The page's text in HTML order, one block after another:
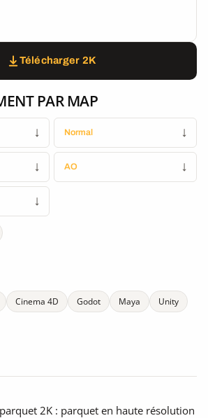
Télécharger 2K
PAR MAP
↓ Normal ↓
↓ AO ↓
↓
Cinema 4D Godot Maya
Unity
2K : parquet en haute résolution